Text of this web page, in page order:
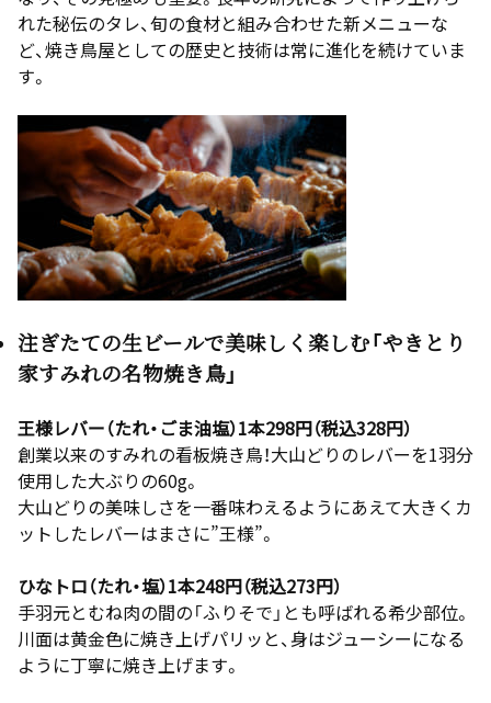
れた秘伝のタレ、旬の食材と組み合わせた新メニューな
ど、焼き鳥屋としての歴史と技術は常に進化を続けていま
す。
注ぎたての生ビールで美味しく楽しむ「やきとり
家すみれの名物焼き鳥」
王様レバー（たれ・ごま油塩）1本298円（税込328円）
創業以来のすみれの看板焼き鳥！大山どりのレバーを1羽分
使用した大ぶりの60g。
大山どりの美味しさを一番味わえるようにあえて大きくカ
ットしたレバーはまさに”王様”。
ひなトロ（たれ・塩）1本248円（税込273円）
手羽元とむね肉の間の「ふりそで」とも呼ばれる希少部位。
川面は黄金色に焼き上げパリッと、身はジューシーになる
ように丁寧に焼き上げます。